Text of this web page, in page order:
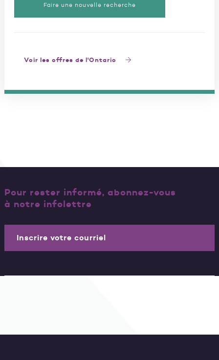
Faire une nouvelle recherche
Voir les offres de l'Ontario
Pour rester informé, abonnez-vous
à notre infolettre